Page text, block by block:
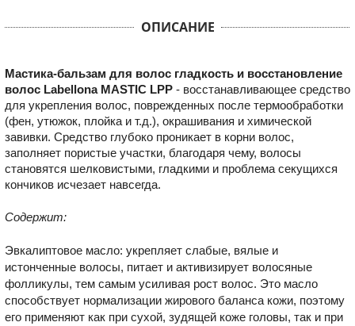
ОПИСАНИЕ
Мастика-бальзам для волос гладкость и восстановление
волос Labellona MASTIC LPP - восстанавливающее средство
для укрепления волос, поврежденных после термообработки
(фен, утюжок, плойка и т.д.), окрашивания и химической
завивки. Средство глубоко проникает в корни волос,
заполняет пористые участки, благодаря чему, волосы
становятся шелковистыми, гладкими и проблема секущихся
кончиков исчезает навсегда.
Содержит:
Эвкалиптовое масло: укрепляет слабые, вялые и
истонченные волосы, питает и активизирует волосяные
фолликулы, тем самым усиливая рост волос. Это масло
способствует нормализации жирового баланса кожи, поэтому
его применяют как при сухой, зудящей коже головы, так и при